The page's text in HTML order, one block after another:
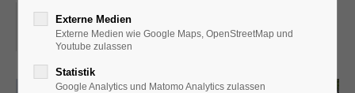
10.02.2024, 14:30
ORT: SCHÄFERKÄMPER WASSERMÜHLE
Externe Medien
Externe Medien wie Google Maps, OpenStreetMap und
Youtube zulassen
Statistik
Google Analytics und Matomo Analytics zulassen